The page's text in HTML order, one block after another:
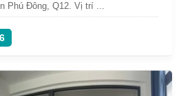
Phú Đông, Q12. Vị trí ...